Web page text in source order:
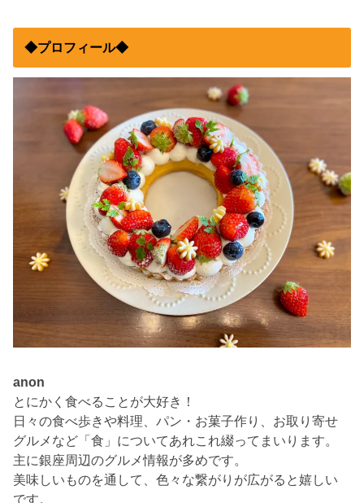
◆プロフィール◆
anon
とにかく食べることが大好き！
日々の食べ歩きや料理、パン・お菓子作り、お取り寄せ
グルメなど「食」についてあれこれ綴ってまいります。
主に銀座周辺のグルメ情報が多めです。
美味しいものを通して、色々な繋がりが広がると嬉しい
です。